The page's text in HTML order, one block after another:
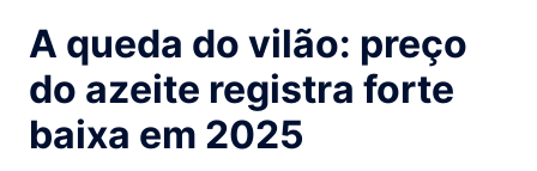
A queda do vilão: preço
do azeite registra forte
baixa em 2025